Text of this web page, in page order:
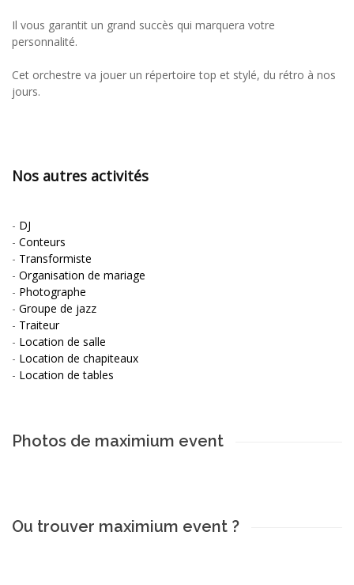
Il vous garantit un grand succès qui marquera votre
personnalité.
Cet orchestre va jouer un répertoire top et stylé, du rétro à nos
jours.
Nos autres activités
- DJ
- Conteurs
- Transformiste
- Organisation de mariage
- Photographe
- Groupe de jazz
- Traiteur
- Location de salle
- Location de chapiteaux
- Location de tables
Photos de maximium event
Ou trouver maximium event ?